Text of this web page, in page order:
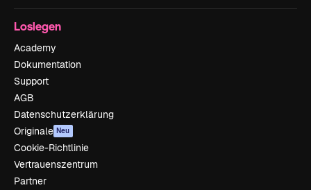
Loslegen
Academy
Dokumentation
Support
AGB
Datenschutzerklärung
Originale Neu
Cookie-Richtlinie
Vertrauenszentrum
Partner